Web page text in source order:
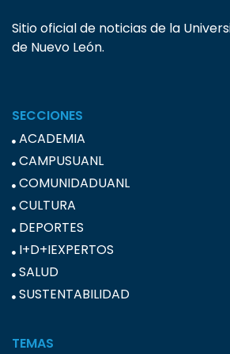
Sitio oficial de noticias de la
de Nuevo León.
SECCIONES
ACADEMIA
CAMPUSUANL
COMUNIDADUANL
CULTURA
DEPORTES
I+D+IEXPERTOS
SALUD
SUSTENTABILIDAD
TEMAS